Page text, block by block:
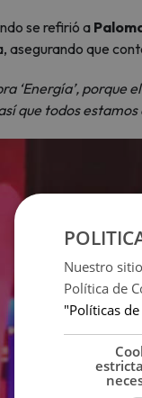
se refirió a
asegurando que
‘Energía’,
que todos
Nuestro
Política de
"Políticas